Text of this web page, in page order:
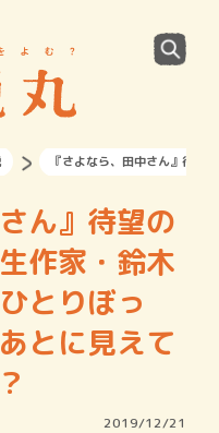
『さよなら、田中さん』待
ん』待望の
作家・鈴木
とりぼっ
とに見えて
2019/12/21